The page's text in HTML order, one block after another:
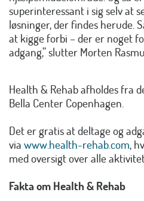
superinteressant i sig selv at
løsninger, der findes herude.
at kigge forbi – der er noget
adgang,” slutter Morten
Health & Rehab afholdes fra
Bella Center Copenhagen.
Det er gratis at deltage og
via www.health-rehab.com,
med oversigt over alle
Fakta om Health & Rehab